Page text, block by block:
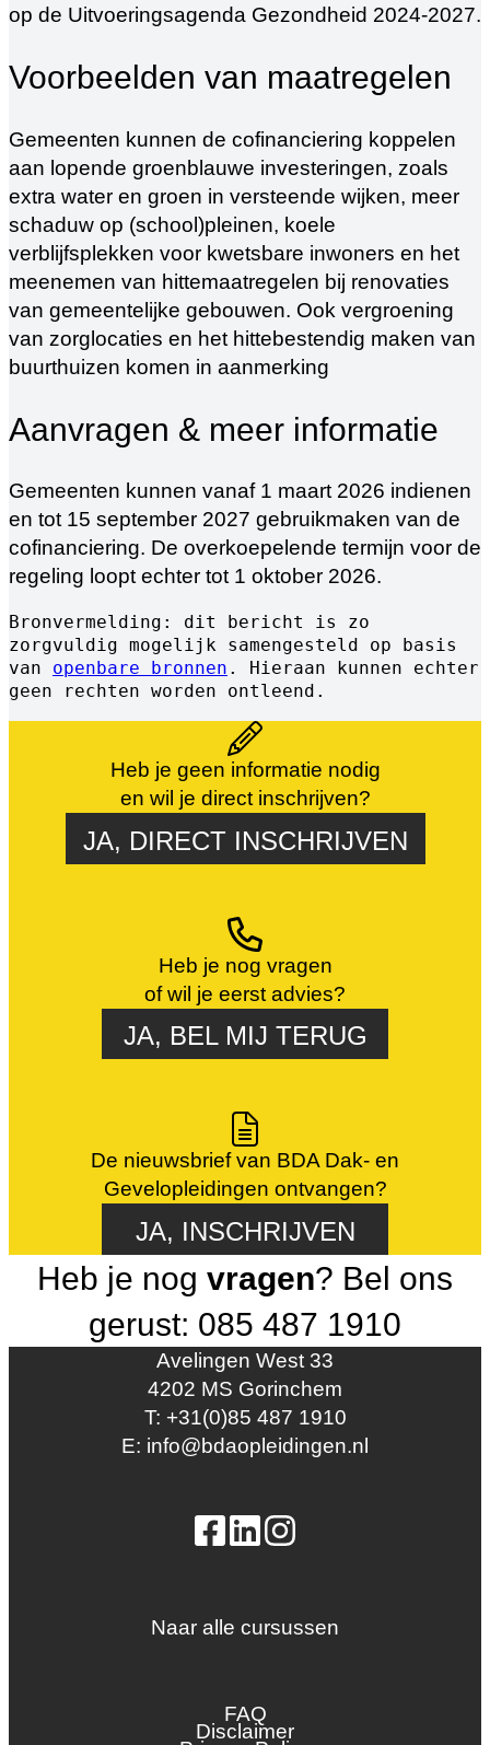
op de Uitvoeringsagenda Gezondheid 2024‑2027.
Voorbeelden van maatregelen
Gemeenten kunnen de cofinanciering koppelen
aan lopende groenblauwe investeringen, zoals
extra water en groen in versteende wijken, meer
schaduw op (school)pleinen, koele
verblijfsplekken voor kwetsbare inwoners en het
meenemen van hittemaatregelen bij renovaties
van gemeentelijke gebouwen. Ook vergroening
van zorglocaties en het hittebestendig maken van
buurthuizen komen in aanmerking
Aanvragen & meer informatie
Gemeenten kunnen vanaf 1 maart 2026 indienen
en tot 15 september 2027 gebruikmaken van de
cofinanciering. De overkoepelende termijn voor de
regeling loopt echter tot 1 oktober 2026.
Bronvermelding: dit bericht is zo
zorgvuldig mogelijk samengesteld op basis
van openbare bronnen . Hieraan kunnen echter
geen rechten worden ontleend.
Heb je geen informatie nodig
en wil je direct inschrijven?
JA, DIRECT INSCHRIJVEN
Heb je nog vragen
of wil je eerst advies?
JA, BEL MIJ TERUG
De nieuwsbrief van BDA Dak- en
Gevelopleidingen ontvangen?
JA, INSCHRIJVEN
Heb je nog vragen? Bel ons
gerust: 085 487 1910
Avelingen West 33
4202 MS Gorinchem
T: +31(0)85 487 1910
E: info@bdaopleidingen.nl
Naar alle cursussen
Zonne-energie
FAQ
Disclaimer